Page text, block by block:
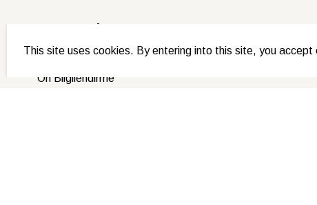
This site uses cookies. By entering into this site, you accept
Kurumsal
Mesafeli Satış Sözleşmesi
Ön Bilgilendirme